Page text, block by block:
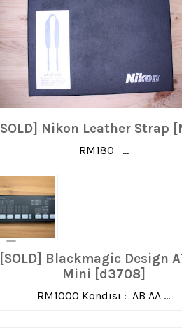
[SOLD] Nikon Leather Strap
RM180 ...
[SOLD] Blackmagic Design
Mini [d3708]
RM1000 Kondisi : AB AA ...